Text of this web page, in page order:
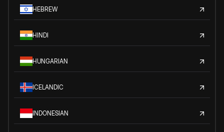
HEBREW
HINDI
HUNGARIAN
ICELANDIC
INDONESIAN